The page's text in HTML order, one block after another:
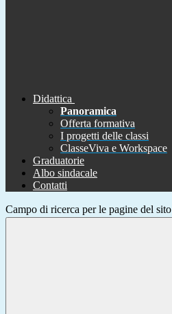
Didattica
Panoramica
Offerta formativa
I progetti delle classi
ClasseViva e Workspace
Graduatorie
Albo sindacale
Contatti
Campo di ricerca per le pagine del sito